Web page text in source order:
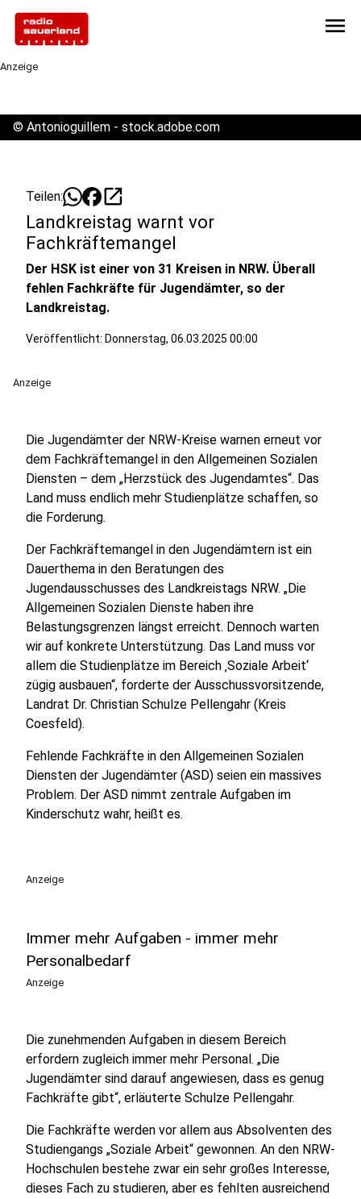
menu
Anzeige
© Antonioguillem - stock.adobe.com
Teilen: open_in_new
Landkreistag warnt vor
Fachkräftemangel
Der HSK ist einer von 31 Kreisen in NRW. Überall
fehlen Fachkräfte für Jugendämter, so der
Landkreistag.
Veröffentlicht: Donnerstag, 06.03.2025 00:00
Anzeige
Die Jugendämter der NRW-Kreise warnen erneut vor
dem Fachkräftemangel in den Allgemeinen Sozialen
Diensten – dem „Herzstück des Jugendamtes“. Das
Land muss endlich mehr Studienplätze schaffen, so
die Forderung.
Der Fachkräftemangel in den Jugendämtern ist ein
Dauerthema in den Beratungen des
Jugendausschusses des Landkreistags NRW. „Die
Allgemeinen Sozialen Dienste haben ihre
Belastungsgrenzen längst erreicht. Dennoch warten
wir auf konkrete Unterstützung. Das Land muss vor
allem die Studienplätze im Bereich ‚Soziale Arbeit‘
zügig ausbauen“, forderte der Ausschussvorsitzende,
Landrat Dr. Christian Schulze Pellengahr (Kreis
Coesfeld).
Fehlende Fachkräfte in den Allgemeinen Sozialen
Diensten der Jugendämter (ASD) seien ein massives
Problem. Der ASD nimmt zentrale Aufgaben im
Kinderschutz wahr, heißt es.
Anzeige
Immer mehr Aufgaben - immer mehr
Personalbedarf
Anzeige
Die zunehmenden Aufgaben in diesem Bereich
erfordern zugleich immer mehr Personal. „Die
Jugendämter sind darauf angewiesen, dass es genug
Fachkräfte gibt“, erläuterte Schulze Pellengahr.
Die Fachkräfte werden vor allem aus Absolventen des
Studiengangs „Soziale Arbeit“ gewonnen. An den NRW-
Hochschulen bestehe zwar ein sehr großes Interesse,
dieses Fach zu studieren, aber es fehlten ausreichend